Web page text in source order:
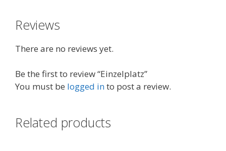
Reviews
There are no reviews yet.
Be the first to review “Einzelplatz”
You must be logged into post a review.
Related products